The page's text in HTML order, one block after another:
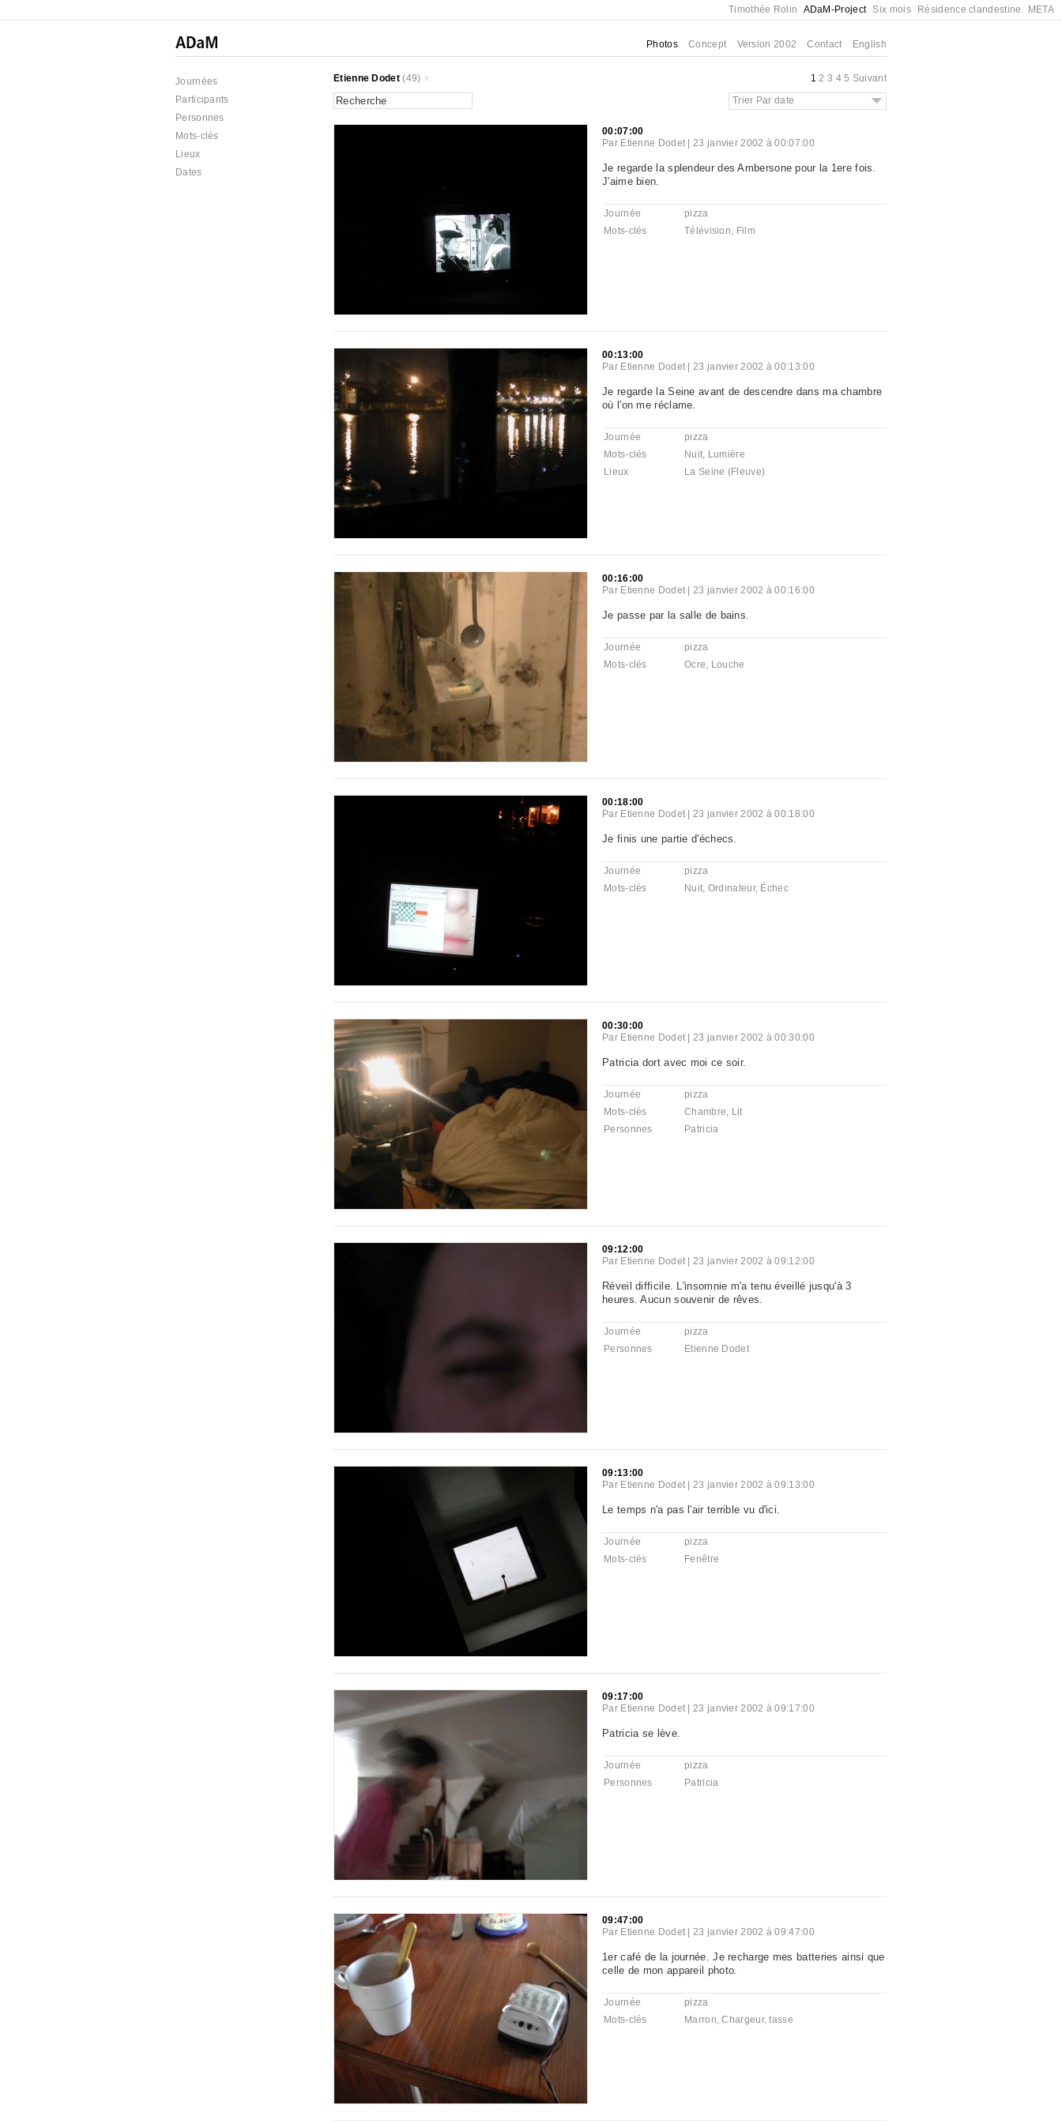
Timothée Rolin ADaM-Project Six mois Résidence clandestine META
Photos Concept Version 2002 Contact English
Journées
Participants
Personnes
Mots-clés
Lieux
Dates
Etienne Dodet(49) 1 2 3 4 5 Suivant
Trier Par date
00:07:00
Par Etienne Dodet |23 janvier 2002 à 00:07:00
Je regarde la splendeur des Ambersone pour la 1ere fois.
J'aime bien.
Journée
pizza
Mots-clés
Télévision, Film
00:13:00
Par Etienne Dodet |23 janvier 2002 à 00:13:00
Je regarde la Seine avant de descendre dans ma chambre
où l'on me réclame.
Journée
pizza
Mots-clés
Nuit, Lumière
Lieux
La Seine (Fleuve)
00:16:00
Par Etienne Dodet |23 janvier 2002 à 00:16:00
Je passe par la salle de bains.
Journée
pizza
Mots-clés
Ocre, Louche
00:18:00
Par Etienne Dodet |23 janvier 2002 à 00:18:00
Je finis une partie d'échecs.
Journée
pizza
Mots-clés
Nuit, Ordinateur, Échec
00:30:00
Par Etienne Dodet |23 janvier 2002 à 00:30:00
Patricia dort avec moi ce soir.
Journée
pizza
Mots-clés
Chambre, Lit
Personnes
Patricia
09:12:00
Par Etienne Dodet |23 janvier 2002 à 09:12:00
Réveil difficile. L'insomnie m'a tenu éveillé jusqu'à 3
heures. Aucun souvenir de rêves.
Journée
pizza
Personnes
Etienne Dodet
09:13:00
Par Etienne Dodet |23 janvier 2002 à 09:13:00
Le temps n'a pas l'air terrible vu d'ici.
Journée
pizza
Mots-clés
Fenêtre
09:17:00
Par Etienne Dodet |23 janvier 2002 à 09:17:00
Patricia se lève.
Journée
pizza
Personnes
Patricia
09:47:00
Par Etienne Dodet |23 janvier 2002 à 09:47:00
1er café de la journée. Je recharge mes batteries ainsi que
celle de mon appareil photo.
Journée
pizza
Mots-clés
Marron,Chargeur,tasse